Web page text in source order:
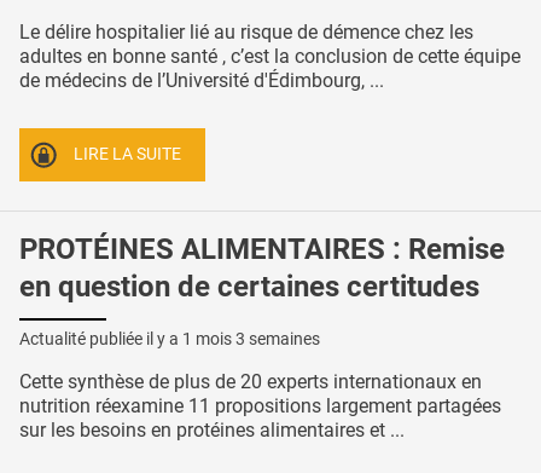
Le délire hospitalier lié au risque de démence chez les
adultes en bonne santé , c’est la conclusion de cette équipe
de médecins de l’Université d'Édimbourg, ...
LIRE LA SUITE
PROTÉINES ALIMENTAIRES : Remise
en question de certaines certitudes
Actualité publiée il y a 1 mois 3 semaines
Cette synthèse de plus de 20 experts internationaux en
nutrition réexamine 11 propositions largement partagées
sur les besoins en protéines alimentaires et ...